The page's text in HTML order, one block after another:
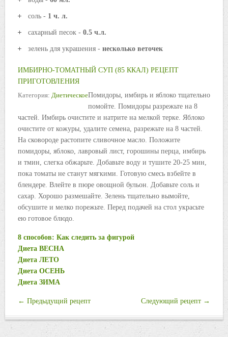
соль - 1 ч. л.
сахарный песок - 0.5 ч.л.
зелень для украшения - несколько веточек
ИМБИРНО-ТОМАТНЫЙ СУП (85 ККАЛ) РЕЦЕПТ
ПРИГОТОВЛЕНИЯ
Категория: ДиетическоеПомидоры, имбирь и яблоко тщательно
помойте. Помидоры разрежьте на 8
частей. Имбирь очистите и натрите на мелкой терке. Яблоко
очистите от кожуры, удалите семена, разрежьте на 8 частей.
На сковороде растопите сливочное масло. Положите
помидоры, яблоко, лавровый лист, горошины перца, имбирь
и тмин, слегка обжарьте. Добавьте воду и тушите 20-25 мин,
пока томаты не станут мягкими. Готовую смесь взбейте в
блендере. Влейте в пюре овощной бульон. Добавьте соль и
сахар. Хорошо размешайте. Зелень тщательно вымойте,
обсушите и мелко порежьте. Перед подачей на стол украсьте
ею готовое блюдо.
8 способов: Как следить за фигурой
Диета ВЕСНА
Диета ЛЕТО
Диета ОСЕНЬ
Диета ЗИМА
← Предыдущий рецепт Следующий рецепт →